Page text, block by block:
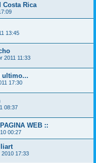
Costa Rica
13:45
2011 11:33
ultimo...
17:30
08:37
WEB ::
00:27
2010 17:33